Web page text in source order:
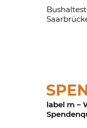
label m –